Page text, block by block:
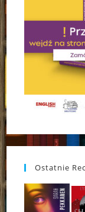
Ostatnie